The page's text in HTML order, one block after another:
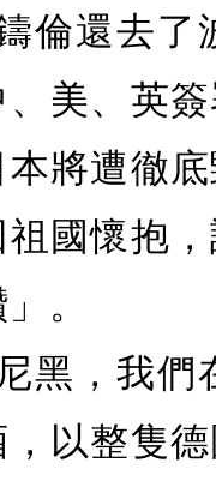
倫還去了
美、英
將遭徹
國懷抱
。
黑，我們
以整隻